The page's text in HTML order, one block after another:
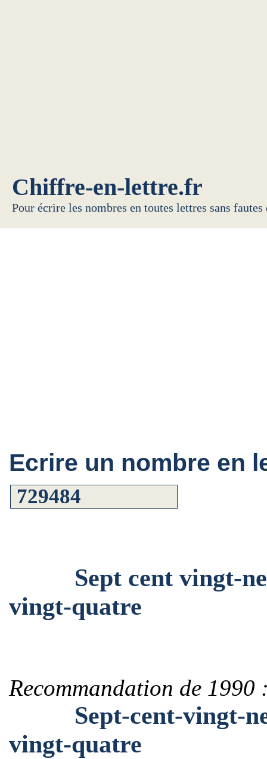
Chiffre-en-lettre.fr
Pour écrire les nombres en toutes lettres sans
Ecrire un nombre en
Sept cent vingt-
vingt-quatre
Recommandation de 1990
Sept-cent-vingt-
vingt-quatre